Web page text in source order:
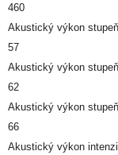
460
Akustický výkon
57
Akustický výkon
62
Akustický výkon
66
Akustický výkon